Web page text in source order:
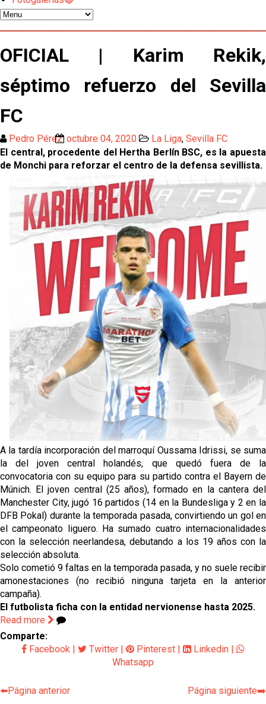
Djibril Sow pone rumbo a Italia para firmar su nuevo
contrato con el Genoa
Kochorashvili, seria opción para reforzar el centro
del campo sevillista
Sow muy cerca de cerrar su traspaso al Genoa
Oso es el siguiente en la lista para salir
El Sevilla FC oficializa la cesión de Rafa Mir al Aris
de Salónica
Juanlu se marcha traspasado al Bournemouth
Emery quiere pescar en el Atleti , el Villareal ya
tiene nuevo portero y el Getafe mueve ficha... Las
últimas novedades del mercado de La Liga
Vargas y Sow se incorporan al grupo en la sesión
del martes
Odysseas Vlachodimos: “El objetivo es mejorar la
temporada pasada”
El Sevilla FC empieza a inscribir a los nuevos
fichajes
Opinión | "Carta abierta a Alberto Flores" por Rafa
García
OFICIAL | Karim Rekik,
séptimo refuerzo del Sevilla
FC
Pedro Pérez octubre 04, 2020 La Liga, Sevilla FC
El central, procedente del Hertha Berlín BSC, es la apuesta
de Monchi para reforzar el centro de la defensa sevillista.
A la tardía incorporación del marroquí Oussama Idrissi, se suma
la del joven central holandés, que quedó fuera de la
convocatoria con su equipo para su partido contra el Bayern de
Múnich. El joven central (25 años), formado en la cantera del
Manchester City, jugó 16 partidos (14 en la Bundesliga y 2 en la
DFB Pokal) durante la temporada pasada, convirtiendo un gol en
el campeonato liguero. Ha sumado cuatro internacionalidades
con la selección neerlandesa, debutando a los 19 años con la
selección absoluta.
Solo cometió 9 faltas en la temporada pasada, y no suele recibir
amonestaciones (no recibió ninguna tarjeta en la anterior
campaña).
El futbolista ficha con la entidad nervionense hasta 2025.
Read more
Comparte:
Facebook
Twitter Pinterest Linkedin
Whatsapp
⬅️Página anterior Página siguiente➡️